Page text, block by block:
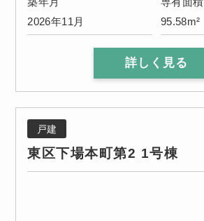
2026年11月
95.58m²
詳しく見る
戸建
東区下場本町第2 1号棟